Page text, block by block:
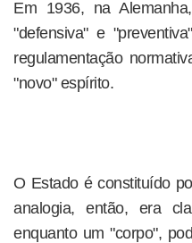
Em 1936, na
"defensiva" e
regulamentação
"novo" espírito.
O Estado é constituído
analogia, então, era
enquanto um "corpo",